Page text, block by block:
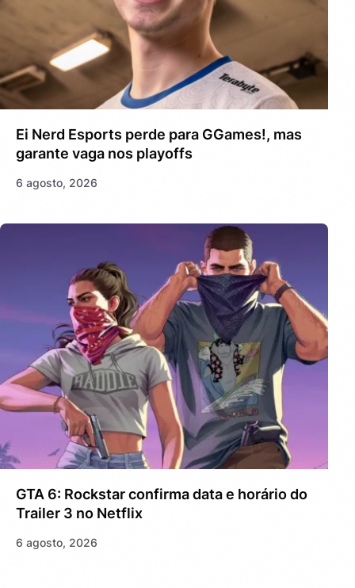
Ei Nerd Esports perde para GGames!, mas
garante vaga nos playoffs
6 agosto, 2026
GTA 6: Rockstar confirma data e horário do
Trailer 3 no Netflix
6 agosto, 2026